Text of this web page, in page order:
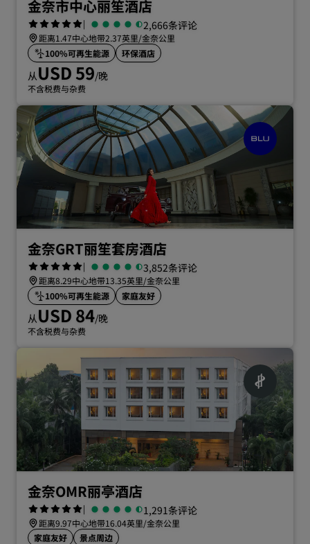
金奈市中心丽笙酒店
| 2,666条评论
距离1.47中心地带2.37英里/金奈公里
100%可再生能源
环保酒店
从USD 59/晚
不含税费与杂费
金奈GRT丽笙套房酒店
| 3,852条评论
距离8.29中心地带13.35英里/金奈公里
100%可再生能源
家庭友好
从USD 84/晚
不含税费与杂费
金奈OMR丽亭酒店
| 1,291条评论
距离9.97中心地带16.04英里/金奈公里
家庭友好
景点周边